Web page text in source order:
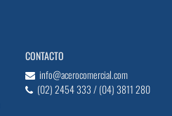
CONTACTO
info@acerocomercial.com
(02) 2454 333 / (04) 3811 280